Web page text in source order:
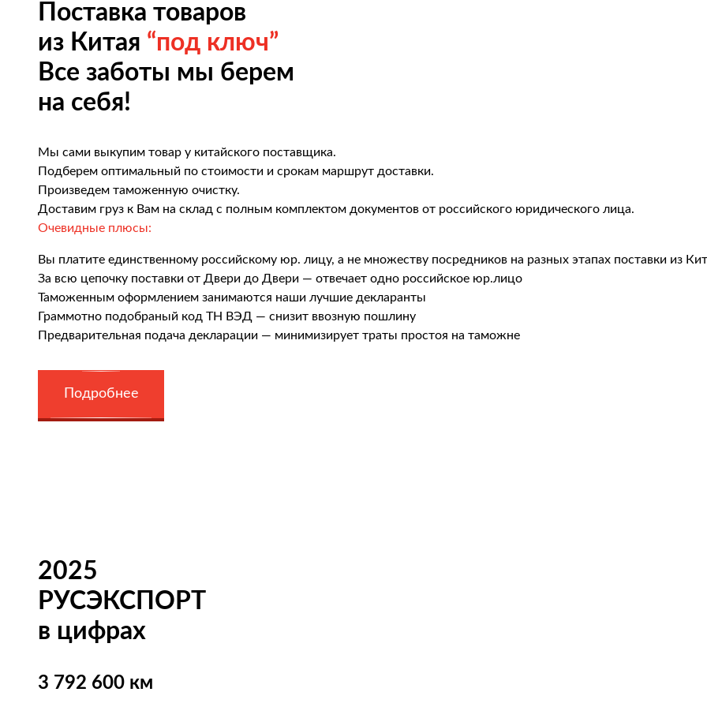
Поставка товаров
из Китая “под ключ”
Все заботы мы берем
на себя!
Мы сами выкупим товар у китайского поставщика.
Подберем оптимальный по стоимости и срокам маршрут доставки.
Произведем таможенную очистку.
Доставим груз к Вам на склад с полным комплектом документов от российского юридического лица.
Очевидные плюсы:
Вы платите единственному российскому юр. лицу, а не множеству посредников на разных этапах поставки из
За всю цепочку поставки от Двери до Двери — отвечает одно российское юр.лицо
Таможенным оформлением занимаются наши лучшие декларанты
Граммотно подобраный код ТН ВЭД — снизит ввозную пошлину
Предварительная подача декларации — минимизирует траты простоя на таможне
Подробнее
2025
РУСЭКСПОРТ
в цифрах
3 792 600 км